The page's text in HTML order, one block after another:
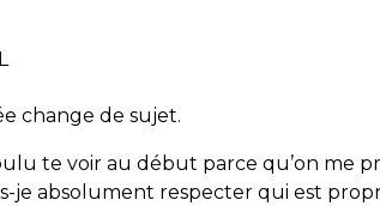
change de sujet.
te voir au début parce qu’on me
je absolument respecter qui est